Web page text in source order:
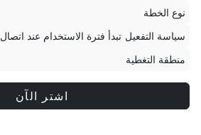
نوع الخطة
سياسة التفعيل تبدأ فترة الاستخدام عند اتصال eSIM بالشبكة المدعومة
منطقة التغطية
اشتر الآن